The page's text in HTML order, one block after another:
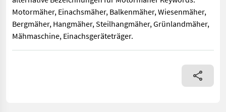
Motormäher, Einachsmäher, Balkenmäher, Wiesenmäher,
Bergmäher, Hangmäher, Steilhangmäher, Grünlandmäher,
Mähmaschine, Einachsgeräteträger.
Reform Motormäher 116 *Rotax 2 Takt Motor *Bereifung